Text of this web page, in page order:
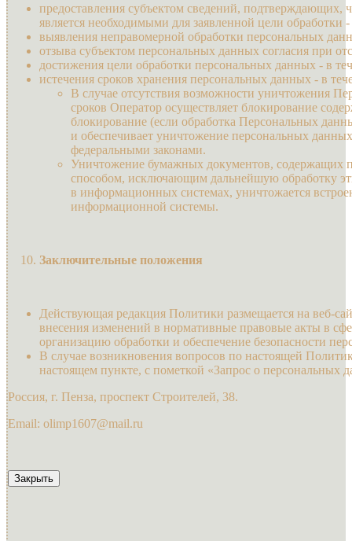
предоставления субъектом сведений,
является необходимыми для заявленной цели обработки
выявления неправомерной обработки персональных
отзыва субъектом персональных данных согласия при
достижения цели обработки персональных данных - в
истечения сроков хранения персональных данных - в
В случае отсутствия возможности уничтожения
сроков Оператор осуществляет блокирование
блокирование (если обработка Персональных
и обеспечивает уничтожение персональных
федеральными законами.
Уничтожение бумажных документов, содержащих
способом, исключающим дальнейшую обработку
в информационных системах, уничтожается
информационной системы.
Заключительные положения
Действующая редакция Политики размещается на веб-
внесения изменений в нормативные правовые акты в
организацию обработки и обеспечение безопасности
В случае возникновения вопросов по настоящей
настоящем пункте, с пометкой «Запрос о персональных
Россия, г. Пенза, проспект Строителей, 38.
Email: olimp1607@mail.ru
Закрыть